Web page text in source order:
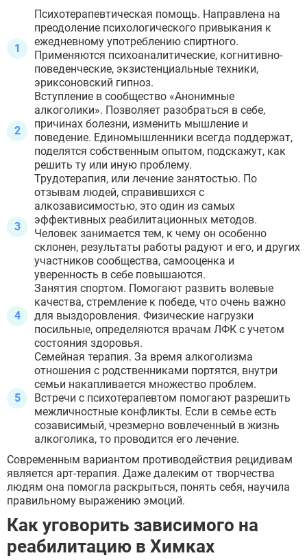
Психотерапевтическая помощь. Направлена на
преодоление психологического привыкания к
ежедневному употреблению спиртного.
Применяются психоаналитические, когнитивно-
поведенческие, экзистенциальные техники,
эриксоновский гипноз.
Вступление в сообщество «Анонимные
алкоголики». Позволяет разобраться в себе,
причинах болезни, изменить мышление и
поведение. Единомышленники всегда поддержат,
поделятся собственным опытом, подскажут, как
решить ту или иную проблему.
Трудотерапия, или лечение занятостью. По
отзывам людей, справившихся с
алкозависимостью, это один из самых
эффективных реабилитационных методов.
Человек занимается тем, к чему он особенно
склонен, результаты работы радуют и его, и других
участников сообщества, самооценка и
уверенность в себе повышаются.
Занятия спортом. Помогают развить волевые
качества, стремление к победе, что очень важно
для выздоровления. Физические нагрузки
посильные, определяются врачам ЛФК с учетом
состояния здоровья.
Семейная терапия. За время алкоголизма
отношения с родственниками портятся, внутри
семьи накапливается множество проблем.
Встречи с психотерапевтом помогают разрешить
межличностные конфликты. Если в семье есть
созависимый, чрезмерно вовлеченный в жизнь
алкоголика, то проводится его лечение.
Современным вариантом противодействия рецидивам
является арт-терапия. Даже далеким от творчества
людям она помогла раскрыться, понять себя, научила
правильному выражению эмоций.
Как уговорить зависимого на
реабилитацию в Химках
ВЫБРАТЬ ГОРОД
Москва
Видное
Балашиха
Воскресенск
Долгопрудный
Домодедово
Егорьевск
Жуковский
Ивантеевка
Клин
Коломна
Красногорск
Королёв